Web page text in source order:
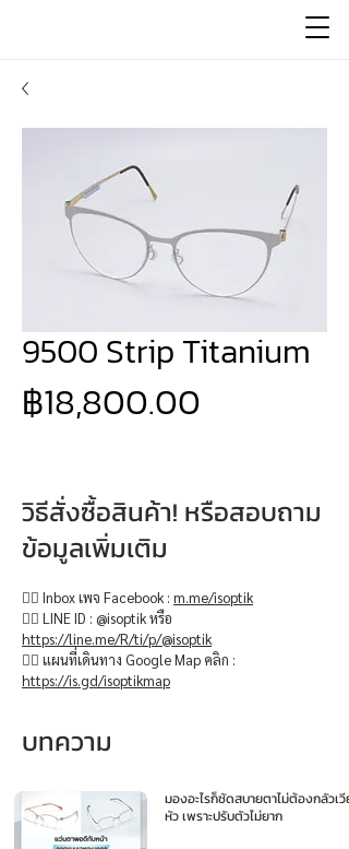
9500 Strip Titanium
฿18,800.00
วิธีสั่งซื้อสินค้า! หรือสอบถาม
ข้อมูลเพิ่มเติม
👉🏻 Inbox เพจ Facebook : m.me/isoptik
👉🏻 LINE ID : @isoptik หรือ
https://line.me/R/ti/p/@isoptik
👉🏻 แผนที่เดินทาง Google Map คลิก :
https://is.gd/isoptikmap
บทความ
มองอะไรก็ชัดสบายตาไม่ต้องกลัวเวีย
หัว เพราะปรับตัวไม่ยาก